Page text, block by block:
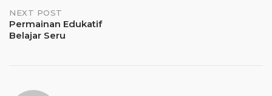
NEXT POST
Permainan Edukatif
Belajar Seru